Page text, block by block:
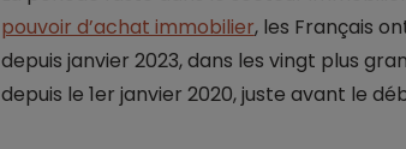
pouvoir d’achat immobilier, les Français
depuis janvier 2023, dans les vingt plus
depuis le 1er janvier 2020, juste avant le